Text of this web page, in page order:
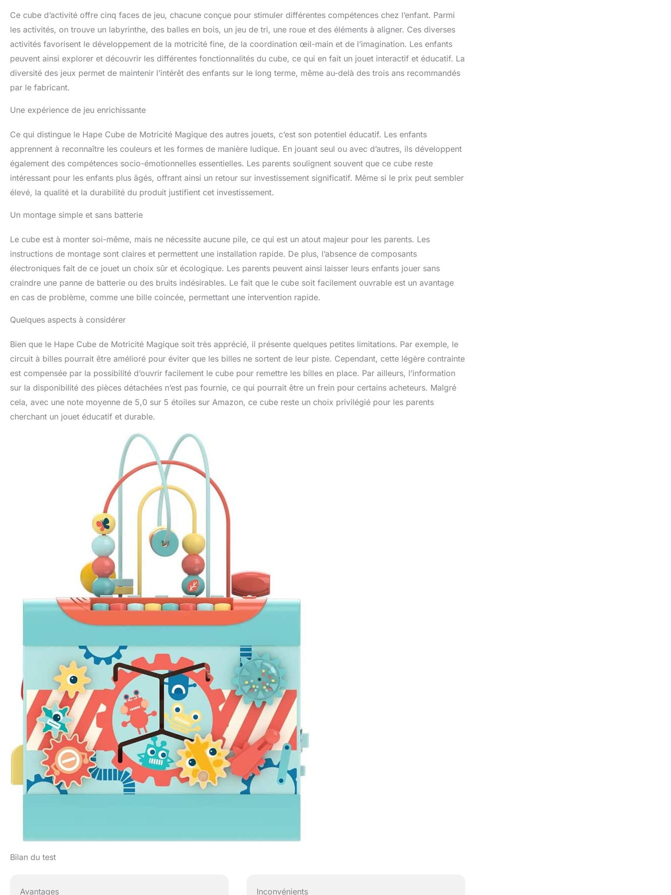
Ce cube d’activité offre cinq faces de jeu, chacune conçue pour stimuler différentes compétences chez l’enfant. Parmi
les activités, on trouve un labyrinthe, des balles en bois, un jeu de tri, une roue et des éléments à aligner. Ces diverses
activités favorisent le développement de la motricité fine, de la coordination œil-main et de l’imagination. Les enfants
peuvent ainsi explorer et découvrir les différentes fonctionnalités du cube, ce qui en fait un jouet interactif et éducatif. La
diversité des jeux permet de maintenir l’intérêt des enfants sur le long terme, même au-delà des trois ans recommandés
par le fabricant.
Une expérience de jeu enrichissante
Ce qui distingue le Hape Cube de Motricité Magique des autres jouets, c’est son potentiel éducatif. Les enfants
apprennent à reconnaître les couleurs et les formes de manière ludique. En jouant seul ou avec d’autres, ils développent
également des compétences socio-émotionnelles essentielles. Les parents soulignent souvent que ce cube reste
intéressant pour les enfants plus âgés, offrant ainsi un retour sur investissement significatif. Même si le prix peut sembler
élevé, la qualité et la durabilité du produit justifient cet investissement.
Un montage simple et sans batterie
Le cube est à monter soi-même, mais ne nécessite aucune pile, ce qui est un atout majeur pour les parents. Les
instructions de montage sont claires et permettent une installation rapide. De plus, l’absence de composants
électroniques fait de ce jouet un choix sûr et écologique. Les parents peuvent ainsi laisser leurs enfants jouer sans
craindre une panne de batterie ou des bruits indésirables. Le fait que le cube soit facilement ouvrable est un avantage
en cas de problème, comme une bille coincée, permettant une intervention rapide.
Quelques aspects à considérer
Bien que le Hape Cube de Motricité Magique soit très apprécié, il présente quelques petites limitations. Par exemple, le
circuit à billes pourrait être amélioré pour éviter que les billes ne sortent de leur piste. Cependant, cette légère contrainte
est compensée par la possibilité d’ouvrir facilement le cube pour remettre les billes en place. Par ailleurs, l’information
sur la disponibilité des pièces détachées n’est pas fournie, ce qui pourrait être un frein pour certains acheteurs. Malgré
cela, avec une note moyenne de 5,0 sur 5 étoiles sur Amazon, ce cube reste un choix privilégié pour les parents
cherchant un jouet éducatif et durable.
Bilan du test
Avantages Inconvénients